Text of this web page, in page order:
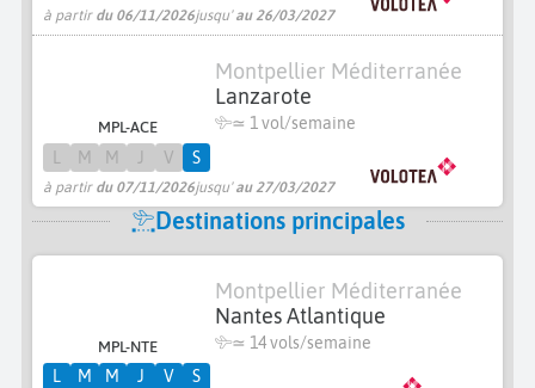
à partir du 06/11/2026jusqu'au 26/03/2027
MPL-ACE
Montpellier Méditerranée
Lanzarote
≃ 1 vol/semaine
à partir du 07/11/2026jusqu'au 27/03/2027
M M V S
Destinations principales
MPL-NTE
Montpellier Méditerranée
Nantes Atlantique
≃ 14 vols/semaine
L M M J V S